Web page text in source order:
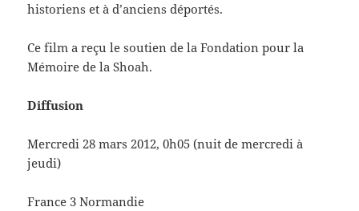
historiens et à d’anciens déportés.
Ce film a reçu le soutien de la Fondation pour la
Mémoire de la Shoah.
Diffusion
Mercredi 28 mars 2012, 0h05 (nuit de mercredi à
jeudi)
France 3 Normandie